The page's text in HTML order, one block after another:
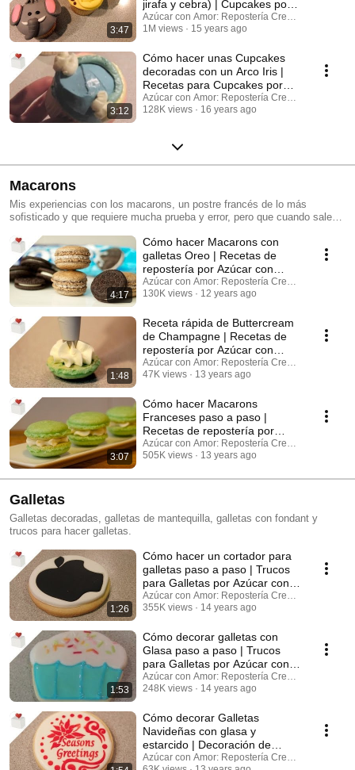
3:47
jirafa y cebra) | Cupcakes por
Azúcar con Amor
Azúcar con Amor: Repostería Creativa
1M views
15 years ago
3:12
Cómo hacer unas Cupcakes
decoradas con un Arco Iris |
Recetas para Cupcakes por
Azúcar con Amor
Azúcar con Amor: Repostería Creativa
128K views
16 years ago
Macarons
Mis experiencias con los macarons, un postre francés de lo más
sofisticado y que requiere mucha prueba y error, pero que cuando salen
4:17
Cómo hacer Macarons con
galletas Oreo | Recetas de
repostería por Azúcar con
Amor
Azúcar con Amor: Repostería Creativa
130K views
12 years ago
1:48
Receta rápida de Buttercream
de Champagne | Recetas de
repostería por Azúcar con
Amor
Azúcar con Amor: Repostería Creativa
47K views
13 years ago
3:07
Cómo hacer Macarons
Franceses paso a paso |
Recetas de repostería por
Azúcar con Amor
Azúcar con Amor: Repostería Creativa
505K views
13 years ago
Galletas
Galletas decoradas, galletas de mantequilla, galletas con fondant y
trucos para hacer galletas.
1:26
Cómo hacer un cortador para
galletas paso a paso | Trucos
para Galletas por Azúcar con
Amor
Azúcar con Amor: Repostería Creativa
355K views
14 years ago
1:53
Cómo decorar galletas con
Glasa paso a paso | Trucos
para Galletas por Azúcar con
Amor
Azúcar con Amor: Repostería Creativa
248K views
14 years ago
Cómo decorar Galletas
Navideñas con glasa y
estarcido | Decoración de
galletas por Azúcar con Amor
Azúcar con Amor: Repostería Creativa